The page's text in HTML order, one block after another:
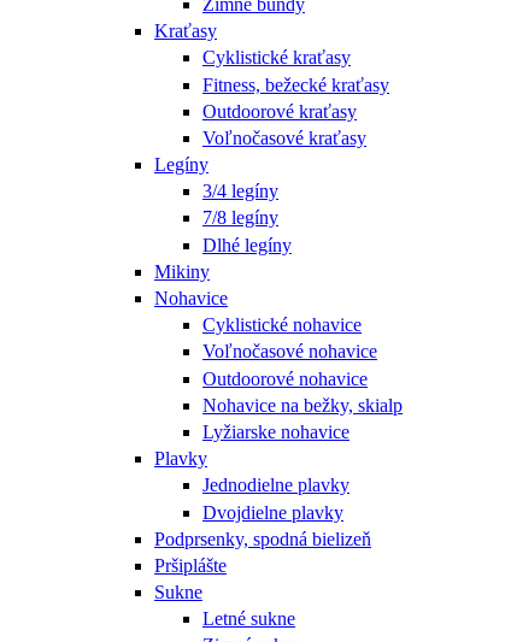
Zimné bundy
Kraťasy
Cyklistické kraťasy
Fitness, bežecké kraťasy
Outdoorové kraťasy
Voľnočasové kraťasy
Legíny
3/4 legíny
7/8 legíny
Dlhé legíny
Mikiny
Nohavice
Cyklistické nohavice
Voľnočasové nohavice
Outdoorové nohavice
Nohavice na bežky, skialp
Lyžiarske nohavice
Plavky
Jednodielne plavky
Dvojdielne plavky
Podprsenky, spodná bielizeň
Pršiplášte
Sukne
Letné sukne